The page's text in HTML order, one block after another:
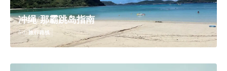
冲绳/那霸跳岛指南
5d 旅行路线